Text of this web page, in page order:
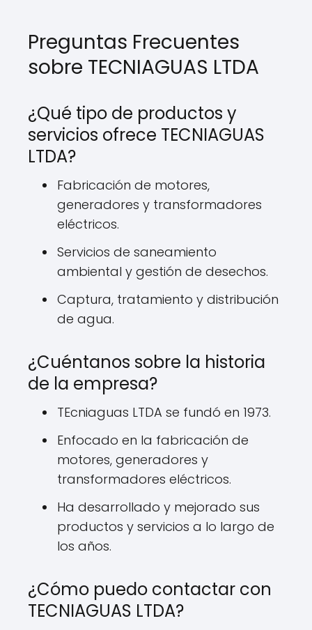
Preguntas Frecuentes
sobre TECNIAGUAS LTDA
¿Qué tipo de productos y
servicios ofrece TECNIAGUAS
LTDA?
Fabricación de motores,
generadores y transformadores
eléctricos.
Servicios de saneamiento
ambiental y gestión de desechos.
Captura, tratamiento y distribución
de agua.
¿Cuéntanos sobre la historia
de la empresa?
TEcniaguas LTDA se fundó en 1973.
Enfocado en la fabricación de
motores, generadores y
transformadores eléctricos.
Ha desarrollado y mejorado sus
productos y servicios a lo largo de
los años.
¿Cómo puedo contactar con
TECNIAGUAS LTDA?